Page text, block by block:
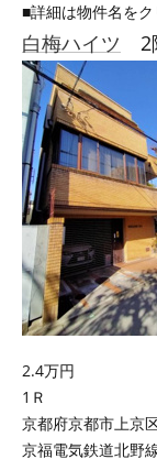
■詳細は物件名を
白梅ハイツ 2
2.4万円
1Ｒ
京都府京都市上京
京福電気鉄道北野